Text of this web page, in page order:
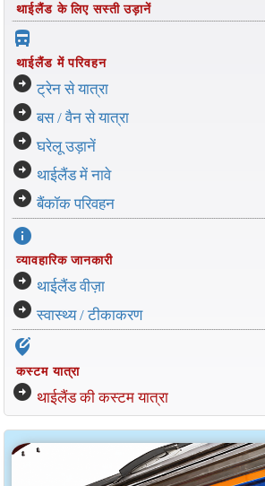
थाईलैंड के लिए सस्ती उड़ानें
directions_bus_filled
थाईलैंड में परिवहन
arrow_circle_right ट्रेन से यात्रा
arrow_circle_right बस / वैन से यात्रा
arrow_circle_right घरेलू उड़ानें
arrow_circle_right थाईलैंड में नावे
arrow_circle_right बैंकॉक परिवहन
info
व्यावहारिक जानकारी
arrow_circle_right थाईलैंड वीज़ा
arrow_circle_right स्वास्थ्य / टीकाकरण
edit_location_alt
कस्टम यात्रा
arrow_circle_right थाईलैंड की कस्टम यात्रा